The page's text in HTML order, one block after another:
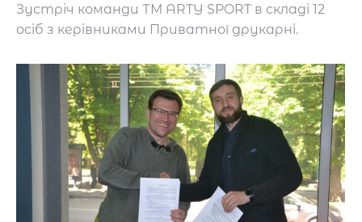
Зустріч команди ТМ ARTY SPORT в складі 12
осіб з керівниками Приватної друкарні.